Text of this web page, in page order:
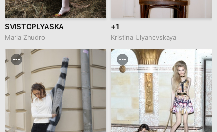
SVISTOPLYASKA
Maria Zhudro
+1
Kristina Ulyanovskaya